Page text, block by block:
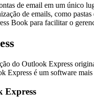
de email em um único
de emails, como
Book para facilitar o
do Outlook Express
Express é um software
Express